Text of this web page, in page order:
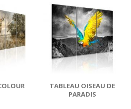
TABLEAU OISEAU DE
PARADIS